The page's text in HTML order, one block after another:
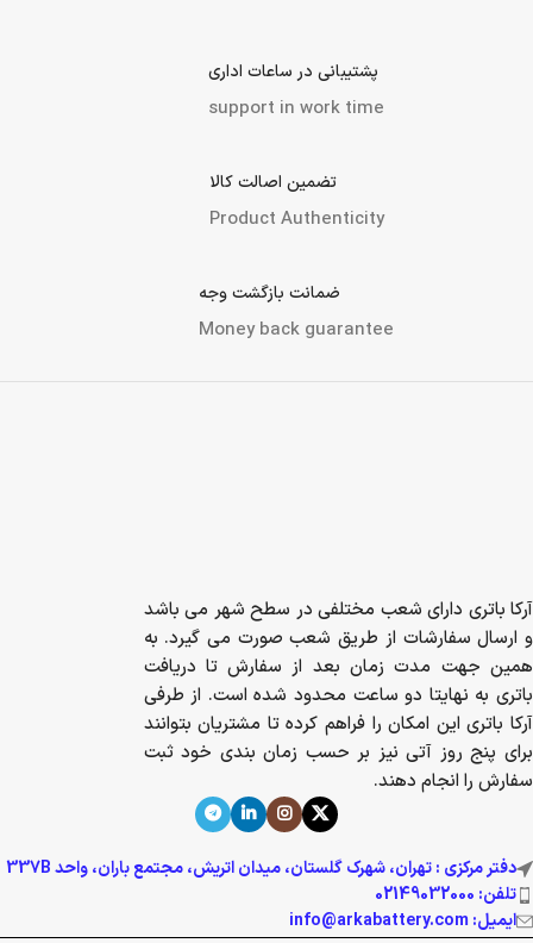
پشتیبانی در ساعات اداری
support in work time
تضمین اصالت کالا
Product Authenticity
ضمانت بازگشت وجه
Money back guarantee
آرکا باتری دارای شعب مختلفی در سطح شهر می باشد
و ارسال سفارشات از طریق شعب صورت می گیرد. به
همین جهت مدت زمان بعد از سفارش تا دریافت
باتری به نهایتا دو ساعت محدود شده است. از طرفی
آرکا باتری این امکان را فراهم کرده تا مشتریان بتوانند
برای پنج روز آتی نیز بر حسب زمان بندی خود ثبت
سفارش را انجام دهند.
دفتر مرکزی : تهران، شهرک گلستان، میدان اتریش، مجتمع باران، واحد 337B
تلفن: 02149032000
ایمیل: info@arkabattery.com